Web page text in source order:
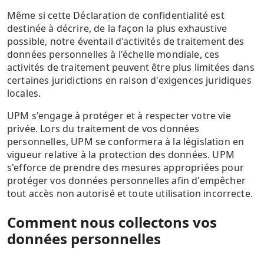
Même si cette Déclaration de confidentialité est
destinée à décrire, de la façon la plus exhaustive
possible, notre éventail d'activités de traitement des
données personnelles à l'échelle mondiale, ces
activités de traitement peuvent être plus limitées dans
certaines juridictions en raison d'exigences juridiques
locales.
UPM s'engage à protéger et à respecter votre vie
privée. Lors du traitement de vos données
personnelles, UPM se conformera à la législation en
vigueur relative à la protection des données. UPM
s'efforce de prendre des mesures appropriées pour
protéger vos données personnelles afin d'empêcher
tout accès non autorisé et toute utilisation incorrecte.
Comment nous collectons vos
données personnelles